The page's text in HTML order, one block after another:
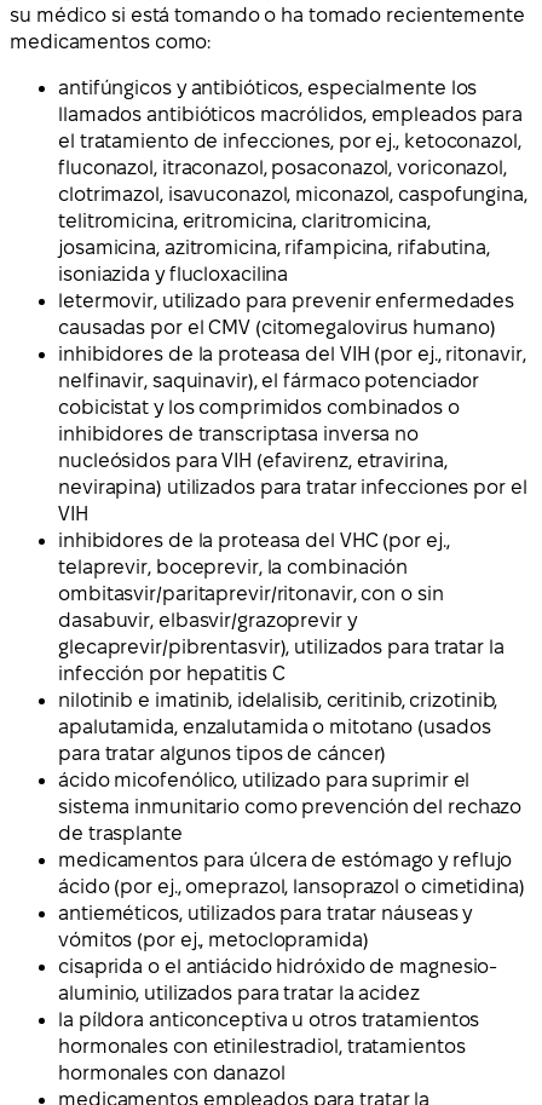
su médico si está tomando o ha tomado recientemente
medicamentos como:
antifúngicos y antibióticos, especialmente los
llamados antibióticos macrólidos, empleados para
el tratamiento de infecciones, por ej., ketoconazol,
fluconazol, itraconazol, posaconazol, voriconazol,
clotrimazol, isavuconazol, miconazol, caspofungina,
telitromicina, eritromicina, claritromicina,
josamicina, azitromicina, rifampicina, rifabutina,
isoniazida y flucloxacilina
letermovir, utilizado para prevenir enfermedades
causadas por el CMV (citomegalovirus humano)
inhibidores de la proteasa del VIH (por ej., ritonavir,
nelfinavir, saquinavir), el fármaco potenciador
cobicistat y los comprimidos combinados o
inhibidores de transcriptasa inversa no
nucleósidos para VIH (efavirenz, etravirina,
nevirapina) utilizados para tratar infecciones por el
VIH
inhibidores de la proteasa del VHC (por ej.,
telaprevir, boceprevir, la combinación
ombitasvir/paritaprevir/ritonavir, con o sin
dasabuvir, elbasvir/grazoprevir y
glecaprevir/pibrentasvir), utilizados para tratar la
infección por hepatitis C
nilotinib e imatinib, idelalisib, ceritinib, crizotinib,
apalutamida, enzalutamida o mitotano (usados
para tratar algunos tipos de cáncer)
ácido micofenólico, utilizado para suprimir el
sistema inmunitario como prevención del rechazo
de trasplante
medicamentos para úlcera de estómago y reflujo
ácido (por ej., omeprazol, lansoprazol o cimetidina)
antieméticos, utilizados para tratar náuseas y
vómitos (por ej., metoclopramida)
cisaprida o el antiácido hidróxido de magnesio-
aluminio, utilizados para tratar la acidez
la píldora anticonceptiva u otros tratamientos
hormonales con etinilestradiol, tratamientos
hormonales con danazol
medicamentos empleados para tratar la